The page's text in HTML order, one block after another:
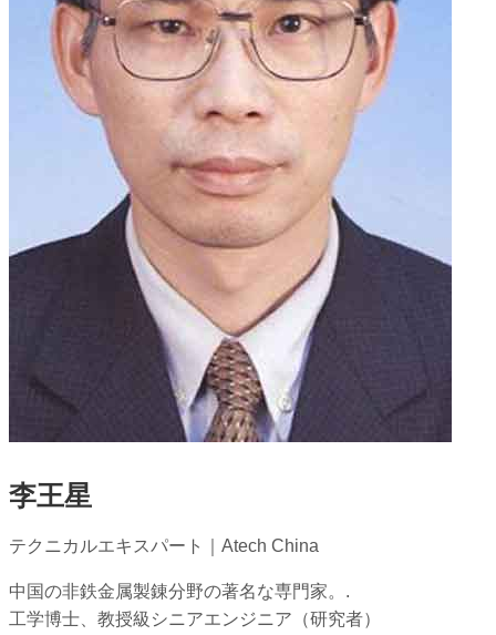
李王星
テクニカルエキスパート｜Atech China
中国の非鉄金属製錬分野の著名な専門家。.
工学博士、教授級シニアエンジニア（研究者）